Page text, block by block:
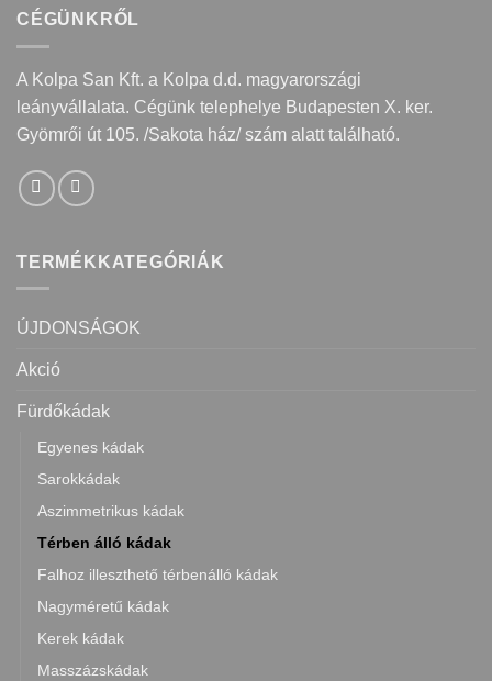
CÉGÜNKRŐL
A Kolpa San Kft. a Kolpa d.d. magyarországi
leányvállalata. Cégünk telephelye Budapesten X. ker.
Gyömrői út 105. /Sakota ház/ szám alatt található.
TERMÉKKATEGÓRIÁK
ÚJDONSÁGOK
Akció
Fürdőkádak
Egyenes kádak
Sarokkádak
Aszimmetrikus kádak
Térben álló kádak
Falhoz illeszthető térbenálló kádak
Nagyméretű kádak
Kerek kádak
Masszázskádak